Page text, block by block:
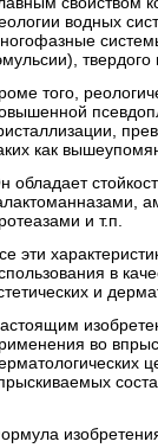
водных
того,
как
обладает
и т.п.
эти
в
и
во